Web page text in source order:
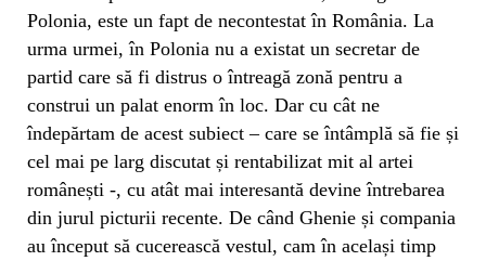
Polonia, este un fapt de necontestat în România. La
urma urmei, în Polonia nu a existat un secretar de
partid care să fi distrus o întreagă zonă pentru a
construi un palat enorm în loc. Dar cu cât ne
îndepărtam de acest subiect – care se întâmplă să fie și
cel mai pe larg discutat și rentabilizat mit al artei
românești -, cu atât mai interesantă devine întrebarea
din jurul picturii recente. De când Ghenie și compania
au început să cucerească vestul, cam în același timp